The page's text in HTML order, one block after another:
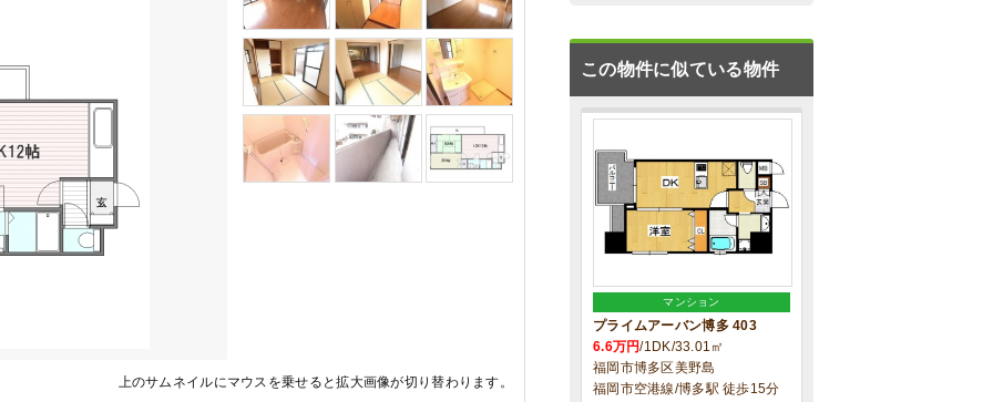
上のサムネイルにマウスを乗せると拡大画像が切り替わります。
この物件に似ている物件
マンション
プライムアーバン博多 403
6.6万円/1DK/33.01㎡
福岡市博多区美野島
福岡市空港線/博多駅 徒歩15分